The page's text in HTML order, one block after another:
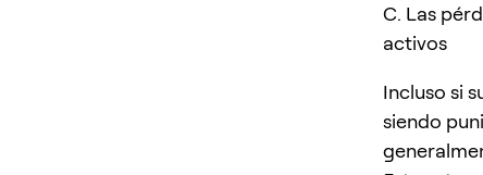
C. Las
activos
Incluso si
siendo